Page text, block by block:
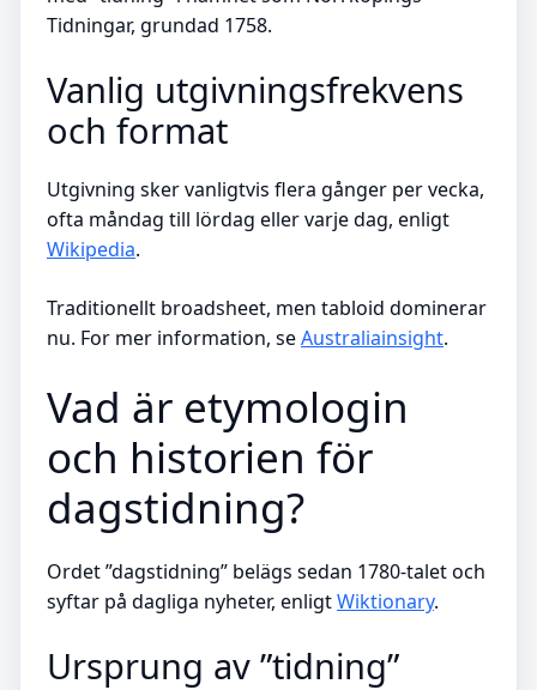
Tidningar, grundad 1758.
Vanlig utgivningsfrekvens
och format
Utgivning sker vanligtvis flera gånger per vecka,
ofta måndag till lördag eller varje dag, enligt
Wikipedia.
Traditionellt broadsheet, men tabloid dominerar
nu. For mer information, seAustraliainsight.
Vad är etymologin
och historien för
dagstidning?
Ordet ”dagstidning” belägs sedan 1780-talet och
syftar på dagliga nyheter, enligtWiktionary.
Ursprung av ”tidning”